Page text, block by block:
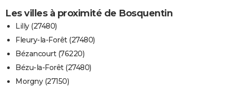
Les villes à proximité de Bosquentin
Lilly (27480)
Fleury-la-Forêt (27480)
Bézancourt (76220)
Bézu-la-Forêt (27480)
Morgny (27150)